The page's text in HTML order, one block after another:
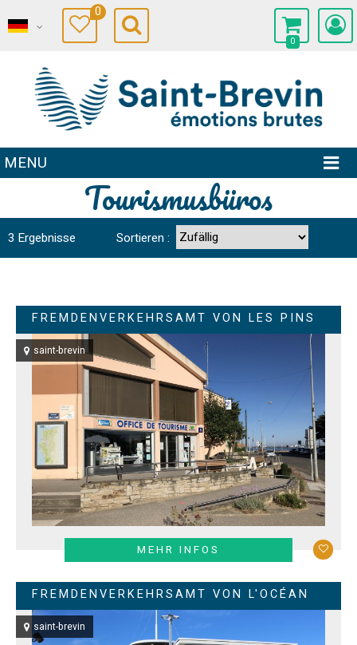
0
0
MENU
Tourismusbüros
3 Ergebnisse Sortieren :
FREMDENVERKEHRSAMT VON LES PINS
saint-brevin
MEHR INFOS
FREMDENVERKEHRSAMT VON L'OCÉAN
saint-brevin